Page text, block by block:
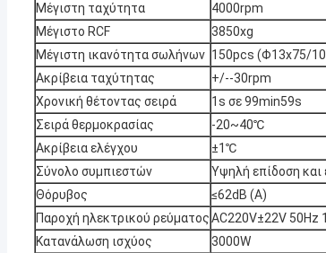
Μέγιστη ταχύτητα
4000rpm
Μέγιστο RCF
3850xg
Μέγιστη ικανότητα σωλήνων 150pcs (Φ13x75/
Ακρίβεια ταχύτητας
+/--30rpm
Χρονική θέτοντας σειρά
1s σε 99min59s
Σειρά θερμοκρασίας
-20~40℃
Ακρίβεια ελέγχου
±1℃
Σύνολο συμπιεστών
Υψηλή επίδοση και
Θόρυβος
≤62dB (Α)
Παροχή ηλεκτρικού ρεύματοςAC220V±22V 50Hz
Κατανάλωση ισχύος
3000W